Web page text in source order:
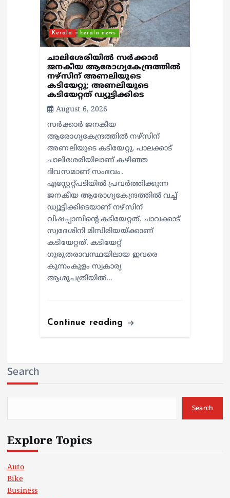
Kerala kerala news
ചാലിശേരിയില്‍ സര്‍ക്കാര്‍
ജനകീയ ആരോഗ്യകേന്ദ്രത്തില്‍
നഴ്സിന് അണലിയുടെ
കടിയേറ്റു; അണലിയുടെ
കടിയേറ്റത് ഡ്യൂട്ടിക്കിടെ
August 6, 2026
സര്‍ക്കാര്‍ ജനകീയ
ആരോഗ്യകേന്ദ്രത്തില്‍ നഴ്സിന്
അണലിയുടെ കടിയേറ്റു. പാലക്കാട്
ചാലിശേരിയിലാണ് കഴിഞ്ഞ
ദിവസമാണ് സംഭവം.
എസ്റ്റേറ്റ്പടിയില്‍ പ്രവര്‍ത്തിക്കുന്ന
ജനകീയ ആരോഗ്യകേന്ദ്രത്തില്‍ വച്ച്
ഡ്യൂട്ടിക്കിടെയാണ് നഴ്സിന്
വിഷപ്പാമ്പിന്റെ കടിയേറ്റത്. ചാവക്കാട്
സ്വദേശിനി മിസിരിയയ്ക്കാണ്
കടിയേറ്റത്. കടിയേറ്റ്
ഗുരുതരാവസ്ഥയിലായ ഇവരെ
കുന്നംകുളം സ്വകാര്യ
ആശുപത്രിയില്‍…
Continue reading
Search
Search
Explore Topics
Auto
Bike
Business